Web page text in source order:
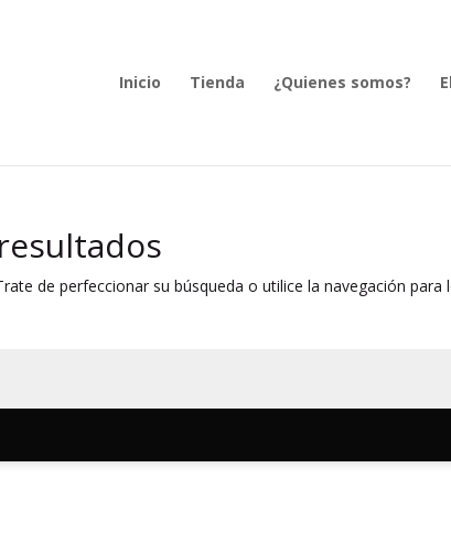
Inicio Tienda ¿Quienes somos?
de perfeccionar su búsqueda o utilice la navegación para